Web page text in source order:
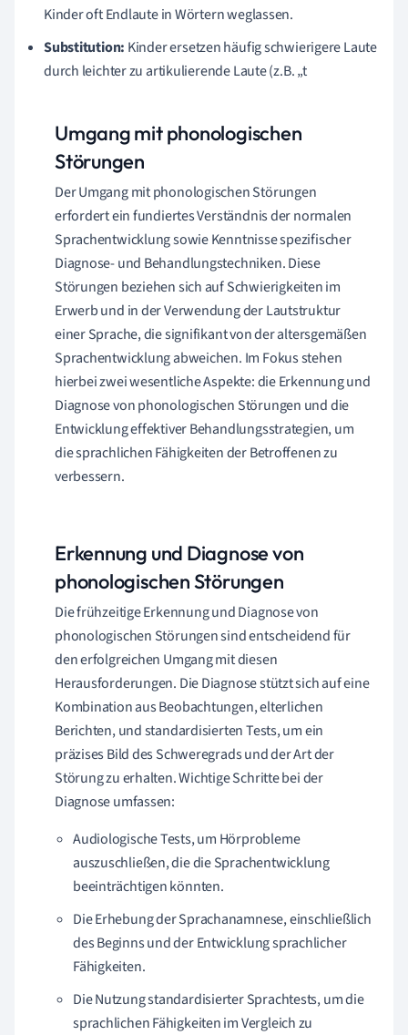
Kinder oft Endlaute in Wörtern weglassen.
Substitution: Kinder ersetzen häufig schwierigere Laute
durch leichter zu artikulierende Laute (z.B. „t
Umgang mit phonologischen
Störungen
Der Umgang mit phonologischen Störungen
erfordert ein fundiertes Verständnis der normalen
Sprachentwicklung sowie Kenntnisse spezifischer
Diagnose- und Behandlungstechniken. Diese
Störungen beziehen sich auf Schwierigkeiten im
Erwerb und in der Verwendung der Lautstruktur
einer Sprache, die signifikant von der altersgemäßen
Sprachentwicklung abweichen. Im Fokus stehen
hierbei zwei wesentliche Aspekte: die Erkennung und
Diagnose von phonologischen Störungen und die
Entwicklung effektiver Behandlungsstrategien, um
die sprachlichen Fähigkeiten der Betroffenen zu
verbessern.
Erkennung und Diagnose von
phonologischen Störungen
Die frühzeitige Erkennung und Diagnose von
phonologischen Störungen sind entscheidend für
den erfolgreichen Umgang mit diesen
Herausforderungen. Die Diagnose stützt sich auf eine
Kombination aus Beobachtungen, elterlichen
Berichten, und standardisierten Tests, um ein
präzises Bild des Schweregrads und der Art der
Störung zu erhalten. Wichtige Schritte bei der
Diagnose umfassen:
Audiologische Tests, um Hörprobleme
auszuschließen, die die Sprachentwicklung
beeinträchtigen könnten.
Die Erhebung der Sprachanamnese, einschließlich
des Beginns und der Entwicklung sprachlicher
Fähigkeiten.
Die Nutzung standardisierter Sprachtests, um die
sprachlichen Fähigkeiten im Vergleich zu